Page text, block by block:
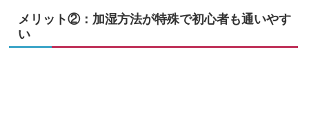
メリット②：加湿方法が特殊で初心者も通いやす
い